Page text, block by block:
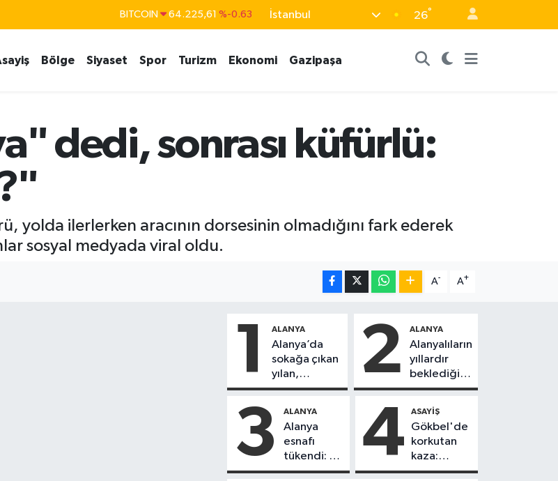
BITCOIN 64.225,61 %-0.63
EURO 55,0317 %-0.02
BİST100 13.799 %70
İstanbul 26°
Bölge Siyaset Spor Turizm Ekonomi Gazipaşa
dedi, sonrası küfürlü:
yolda ilerlerken aracının dorsesinin olmadığını fark ederek
sosyal medyada viral oldu.
A- A+
1 ALANYA
Alanya’da
sokağa çıkan
yılan,
vatandaşı
2 ALANYA
Alanyalıların
yıllardır
beklediği
yol askıdan
3 ALANYA
Alanya
esnafı
tükendi: 1
ayda 150
4 ASAYIŞ
Gökbel'de
korkutan
kaza:
Başkanın